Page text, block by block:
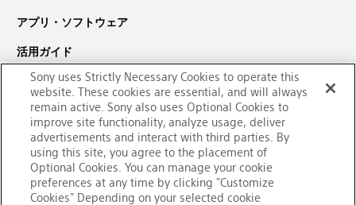
アプリ・ソフトウェア
活用ガイド
サポート・ダウンロード
PaSoRi（パソリ）についての
お問い合わせ
Sony uses Strictly Necessary Cookies to operate this
website. These cookies are essential, and will always
remain active. Sony also uses Optional Cookies to
improve site functionality, analyze usage, deliver
advertisements and interact with third parties. By
using this site, you agree to the placement of
Optional Cookies. You can manage your cookie
preferences at any time by clicking "Customize
Cookies" Depending on your selected cookie